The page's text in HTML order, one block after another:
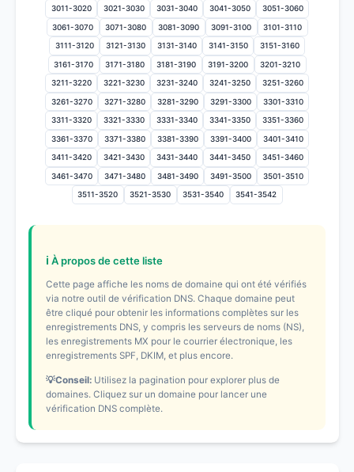
3011-3020 3021-3030 3031-3040 3041-3050 3051-3060
3061-3070 3071-3080 3081-3090 3091-3100 3101-3110
3111-3120 3121-3130 3131-3140 3141-3150 3151-3160
3161-3170 3171-3180 3181-3190 3191-3200 3201-3210
3211-3220 3221-3230 3231-3240 3241-3250 3251-3260
3261-3270 3271-3280 3281-3290 3291-3300 3301-3310
3311-3320 3321-3330 3331-3340 3341-3350 3351-3360
3361-3370 3371-3380 3381-3390 3391-3400 3401-3410
3411-3420 3421-3430 3431-3440 3441-3450 3451-3460
3461-3470 3471-3480 3481-3490 3491-3500 3501-3510
3511-3520 3521-3530 3531-3540 3541-3542
ℹ️ À propos de cette liste
Cette page affiche les noms de domaine qui ont été vérifiés
via notre outil de vérification DNS. Chaque domaine peut
être cliqué pour obtenir les informations complètes sur les
enregistrements DNS, y compris les serveurs de noms (NS),
les enregistrements MX pour le courrier électronique, les
enregistrements SPF, DKIM, et plus encore.
💡Conseil:Utilisez la pagination pour explorer plus de
domaines. Cliquez sur un domaine pour lancer une
vérification DNS complète.